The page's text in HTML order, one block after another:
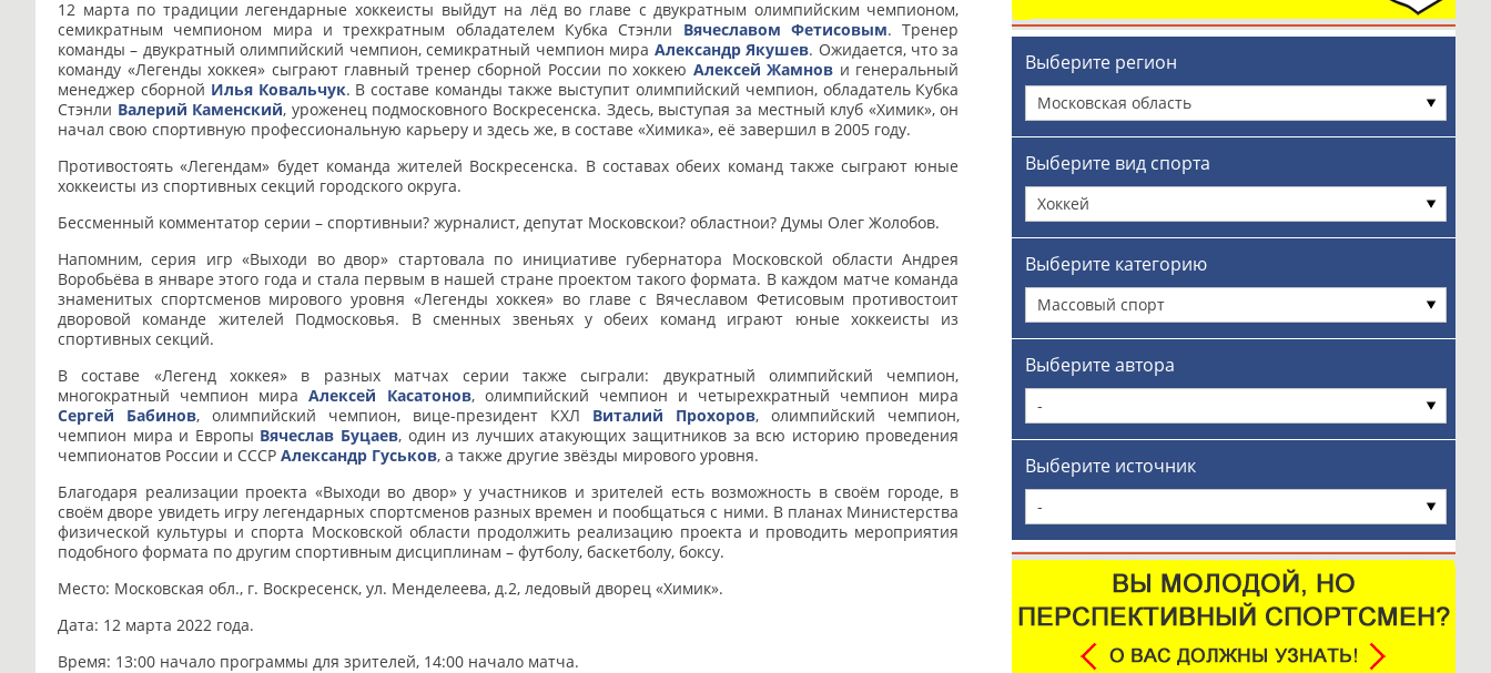
12 марта по традиции легендарные хоккеисты выйдут на лёд во главе с двукратным олимпийским чемпионом,
семикратным чемпионом мира и трехкратным обладателем Кубка Стэнли Вячеславом Фетисовым. Тренер
команды – двукратный олимпийский чемпион, семикратный чемпион мира Александр Якушев. Ожидается, что за
команду «Легенды хоккея» сыграют главный тренер сборной России по хоккею Алексей Жамнов и генеральный
менеджер сборной Илья Ковальчук. В составе команды также выступит олимпийский чемпион, обладатель Кубка
Стэнли Валерий Каменский, уроженец подмосковного Воскресенска. Здесь, выступая за местный клуб «Химик», он
начал свою спортивную профессиональную карьеру и здесь же, в составе «Химика», её завершил в 2005 году.
Противостоять «Легендам» будет команда жителей Воскресенска. В составах обеих команд также сыграют юные
хоккеисты из спортивных секций городского округа.
Бессменный комментатор серии – спортивныи? журналист, депутат Московскои? областнои? Думы Олег Жолобов.
Напомним, серия игр «Выходи во двор» стартовала по инициативе губернатора Московской области Андрея
Воробьёва в январе этого года и стала первым в нашей стране проектом такого формата. В каждом матче команда
знаменитых спортсменов мирового уровня «Легенды хоккея» во главе с Вячеславом Фетисовым противостоит
дворовой команде жителей Подмосковья. В сменных звеньях у обеих команд играют юные хоккеисты из
спортивных секций.
В составе «Легенд хоккея» в разных матчах серии также сыграли: двукратный олимпийский чемпион,
многократный чемпион мираАлексей Касатонов, олимпийский чемпион и четырехкратный чемпион мира
Сергей Бабинов, олимпийский чемпион, вице-президент КХЛ Виталий Прохоров, олимпийский чемпион,
чемпион мира и Европы Вячеслав Буцаев, один из лучших атакующих защитников за всю историю проведения
чемпионатов России и СССР Александр Гуськов, а также другие звёзды мирового уровня.
Благодаря реализации проекта «Выходи во двор» у участников и зрителей есть возможность в своём городе, в
своём дворе увидеть игру легендарных спортсменов разных времен и пообщаться с ними. В планах Министерства
физической культуры и спорта Московской области продолжить реализацию проекта и проводить мероприятия
подобного формата по другим спортивным дисциплинам – футболу, баскетболу, боксу.
Место: Московская обл., г. Воскресенск, ул. Менделеева, д.2, ледовый дворец «Химик».
Дата: 12 марта 2022 года.
Время: 13:00 начало программы для зрителей, 14:00 начало матча.
Выберите регион
Московская область
Выберите вид спорта
Хоккей
Выберите категорию
Массовый спорт
Выберите автора
-
Выберите источник
-